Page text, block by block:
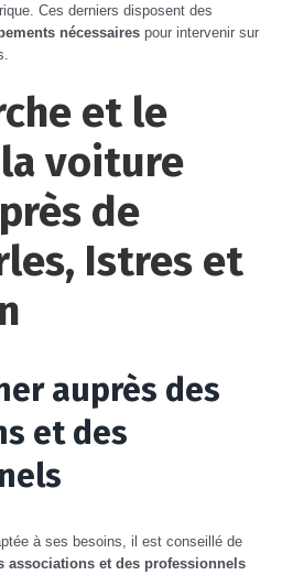
Ces derniers disposent des
nécessaires pour intervenir sur
et le
voiture
de
Istres et
auprès des
et des
à ses besoins, il est conseillé de
associations et des professionnels